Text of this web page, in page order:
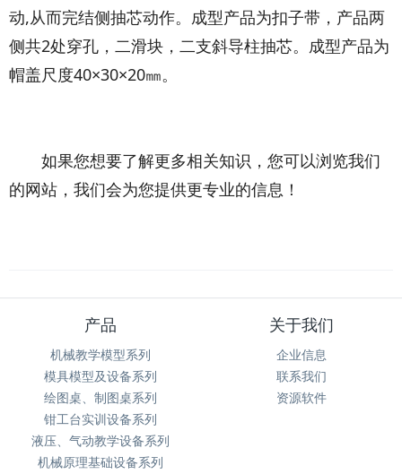
动,从而完结侧抽芯动作。成型产品为扣子带，产品两
侧共2处穿孔，二滑块，二支斜导柱抽芯。成型产品为
帽盖尺度40×30×20㎜。
如果您想要了解更多相关知识，您可以浏览我们
的网站，我们会为您提供更专业的信息！
产品
机械教学模型系列
模具模型及设备系列
绘图桌、制图桌系列
钳工台实训设备系列
液压、气动教学设备系列
机械原理基础设备系列
关于我们
企业信息
联系我们
资源软件